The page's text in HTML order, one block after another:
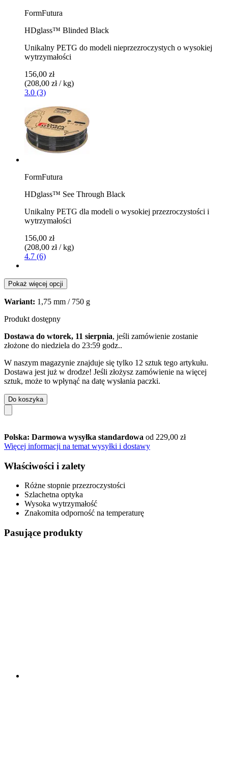
FormFutura
HDglass™ Blinded Black
Unikalny PETG do modeli nieprzezroczystych o wysokiej
wytrzymałości
156,00 zł
(208,00 zł / kg)
3.0 (3)
FormFutura
HDglass™ See Through Black
Unikalny PETG dla modeli o wysokiej przezroczystości i
wytrzymałości
156,00 zł
(208,00 zł / kg)
4.7 (6)
Pokaż więcej opcji
Wariant: 1,75 mm / 750 g
Produkt dostępny
Dostawa do wtorek, 11 sierpnia, jeśli zamówienie zostanie
złożone do niedziela do 23:59 godz..
W naszym magazynie znajduje się tylko 12 sztuk tego artykułu.
Dostawa jest już w drodze! Jeśli złożysz zamówienie na więcej
sztuk, może to wpłynąć na datę wysłania paczki.
Do koszyka
Polska: Darmowa wysyłka standardowa od 229,00 zł
Więcej informacji na temat wysyłki i dostawy
Właściwości i zalety
Różne stopnie przezroczystości
Szlachetna optyka
Wysoka wytrzymałość
Znakomita odporność na temperaturę
Pasujące produkty